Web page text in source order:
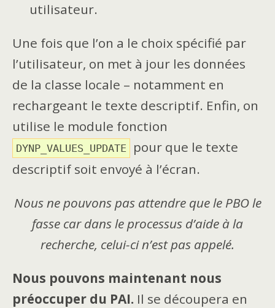
utilisateur.
Une fois que l’on a le choix spécifié par
l’utilisateur, on met à jour les données
de la classe locale – notamment en
rechargeant le texte descriptif. Enfin, on
utilise le module fonction
DYNP_VALUES_UPDATE
pour que le texte
descriptif soit envoyé à l’écran.
Nous ne pouvons pas attendre que le PBO le
fasse car dans le processus d’aide à la
recherche, celui-ci n’est pas appelé.
Nous pouvons maintenant nous
préoccuper du PAI. Il se découpera en